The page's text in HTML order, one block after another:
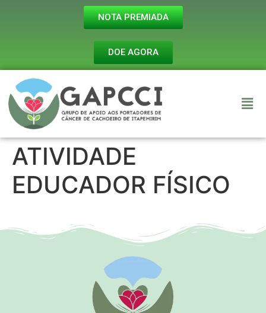
NOTA PREMIADA
DOE AGORA
ATIVIDADE
EDUCADOR FÍSICO